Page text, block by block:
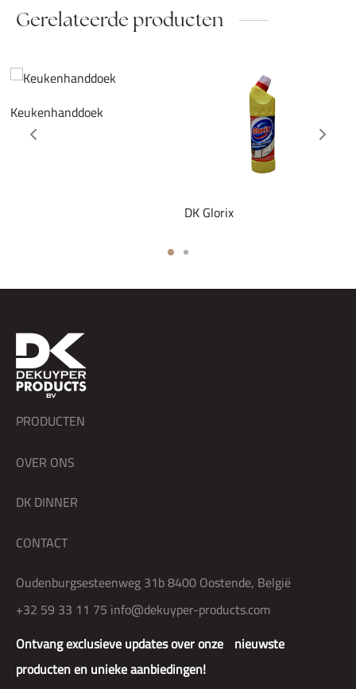
Gerelateerde producten
Keukenhanddoek
DK Glorix
Ontvang exclusieve updates over onze nieuwste
producten en unieke aanbiedingen!
PRODUCTEN
OVER ONS
DK DINNER
CONTACT
Oudenburgsesteenweg 31b 8400 Oostende, België
+32 59 33 11 75 info@dekuyper-products.com